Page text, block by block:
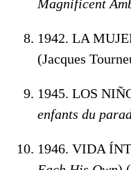
Magnificent
1942. LA
(Jacques
1945. LOS
enfants du
1946. VIDA